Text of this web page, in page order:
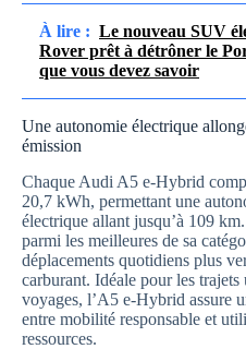
À lire : Le nouveau SUV
Rover prêt à détrôner le
que vous devez savoir
Une autonomie électrique
émission
Chaque Audi A5 e-Hybrid
20,7 kWh, permettant une
électrique allant jusqu’à 109
parmi les meilleures de sa
déplacements quotidiens plus
carburant. Idéale pour les trajets
voyages, l’A5 e-Hybrid assure
entre mobilité responsable et
ressources.